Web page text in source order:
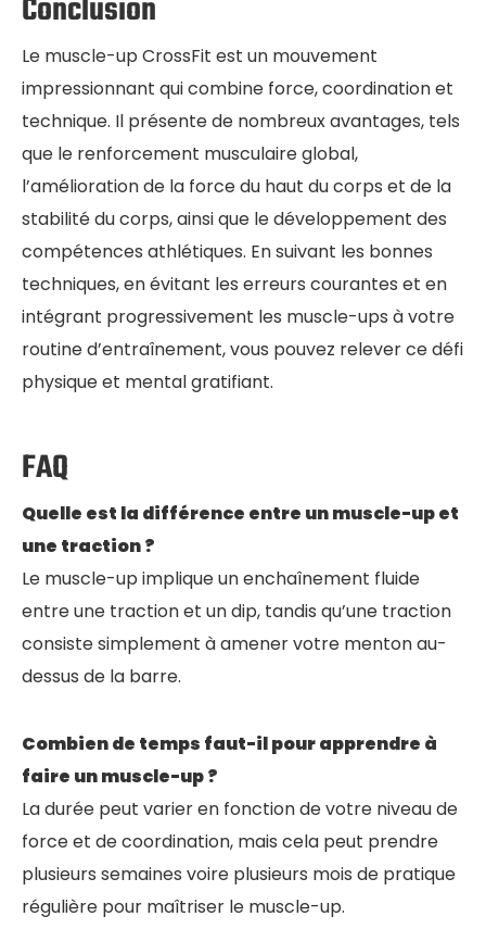
Conclusion
Le muscle-up CrossFit est un mouvement
impressionnant qui combine force, coordination et
technique. Il présente de nombreux avantages, tels
que le renforcement musculaire global,
l’amélioration de la force du haut du corps et de la
stabilité du corps, ainsi que le développement des
compétences athlétiques. En suivant les bonnes
techniques, en évitant les erreurs courantes et en
intégrant progressivement les muscle-ups à votre
routine d’entraînement, vous pouvez relever ce défi
physique et mental gratifiant.
FAQ
Quelle est la différence entre un muscle-up et
une traction ?
Le muscle-up implique un enchaînement fluide
entre une traction et un dip, tandis qu’une traction
consiste simplement à amener votre menton au-
dessus de la barre.
Combien de temps faut-il pour apprendre à
faire un muscle-up ?
La durée peut varier en fonction de votre niveau de
force et de coordination, mais cela peut prendre
plusieurs semaines voire plusieurs mois de pratique
régulière pour maîtriser le muscle-up.